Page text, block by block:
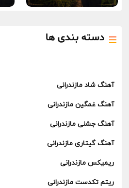
دسته بندی ها
آهنگ شاد مازندرانی
آهنگ غمگین مازندرانی
آهنگ جشنی مازندرانی
آهنگ گیتاری مازندرانی
ریمیکس مازندرانی
ریتم تکدست مازندرانی